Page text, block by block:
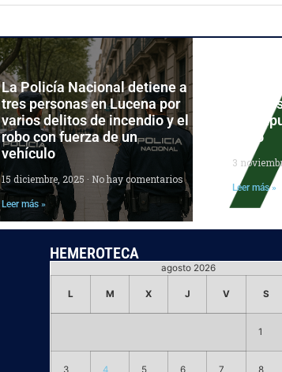
La Policía Nacional detiene a
tres personas en Lucena por
varios delitos de incendio y el
robo con fuerza de un
vehículo
15 diciembre, 2025 No hay comentarios
Leer más »
2026
3
Leer más »
HEMEROTECA
agosto 2026
L M X J V S
1
3 4 5 6 7 8